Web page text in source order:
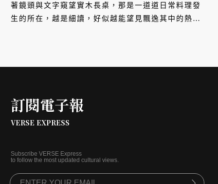
著鏡頭與文字窺望實木長桌，那是一道道日常料理發
生的所在，越是細讀，好似越能望見飄逸其中的熱氣
訂閱電子報
VERSE EXPRESS
Subscribe VERSE Express
to follow the most updated cultural views.